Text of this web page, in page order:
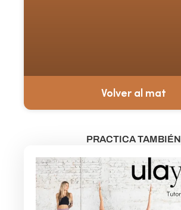
Volver al mat
PRACTICA TAMBIÉN